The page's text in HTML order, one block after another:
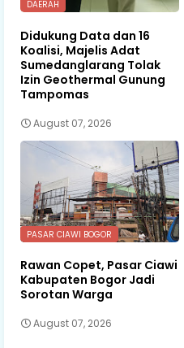
DAERAH
Didukung Data dan 16
Koalisi, Majelis Adat
Sumedanglarang Tolak
Izin Geothermal Gunung
Tampomas
August 07, 2026
PASAR CIAWI BOGOR
Rawan Copet, Pasar Ciawi
Kabupaten Bogor Jadi
Sorotan Warga
August 07, 2026